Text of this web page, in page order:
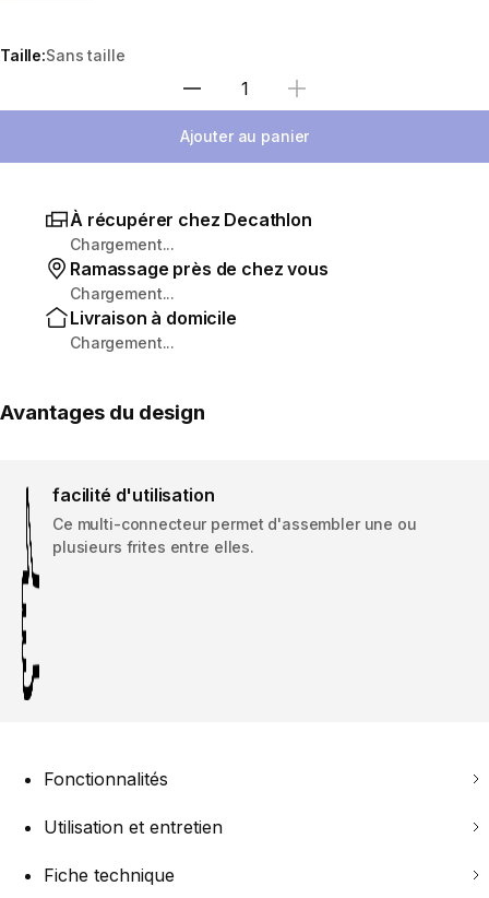
Taille:Sans taille
Sélectionnez la quantité
Ajouter au panier
À récupérer chez Decathlon
Chargement...
Ramassage près de chez vous
Chargement...
Livraison à domicile
Chargement...
Avantages du design
facilité d'utilisation
Ce multi-connecteur permet d'assembler une ou
plusieurs frites entre elles.
Fonctionnalités
Utilisation et entretien
Fiche technique